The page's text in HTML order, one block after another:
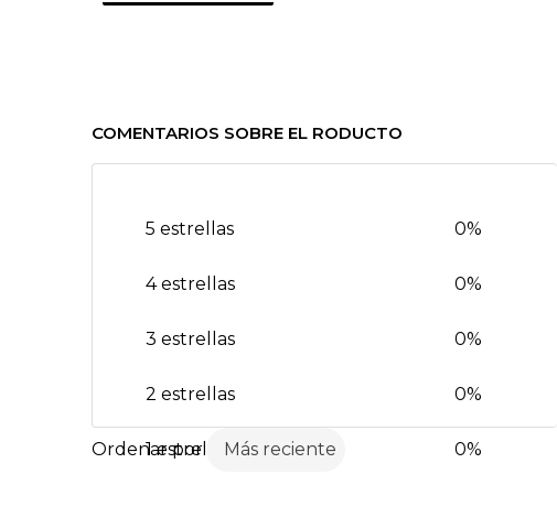
COMENTARIOS SOBRE EL RODUCTO
5 estrellas 0%
4 estrellas 0%
3 estrellas 0%
2 estrellas 0%
1 estrella 0%
Más reciente